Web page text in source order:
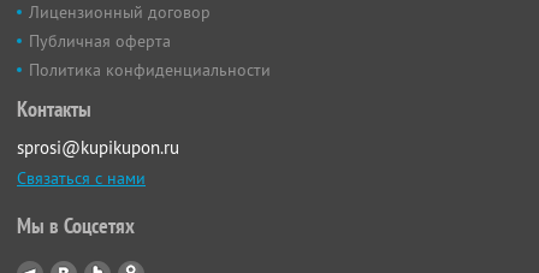
Лицензионный договор
Публичная оферта
Политика конфиденциальности
Контакты
sprosi@kupikupon.ru
Связаться с нами
Мы в Соцсетях